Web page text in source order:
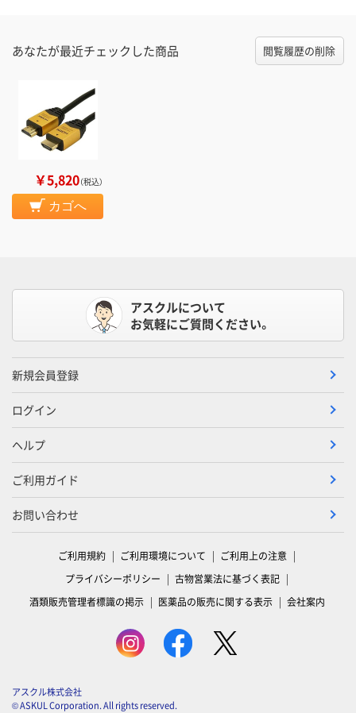
あなたが最近チェックした商品 閲覧履歴の削除
￥5,820（税込）
カゴへ
アスクルについて
お気軽にご質問ください。
新規会員登録
ログイン
ヘルプ
ご利用ガイド
お問い合わせ
ご利用規約 ご利用環境について
ご利用上の注意
プライバシーポリシー
古物営業法に基づく表記
酒類販売管理者標識の掲示
医薬品の販売に関する表示 会社案内
アスクル株式会社
© ASKUL Corporation. All rights reserved.